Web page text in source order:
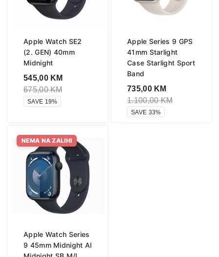
Apple Watch SE2
(2. GEN) 40mm
Midnight
545,00 KM
675,00KM
SAVE 19%
Apple Series 9 GPS
41mm Starlight
Case Starlight Sport
Band
735,00 KM
1.100,00KM
SAVE 33%
NEMA NA ZALIHI
Apple Watch Series
9 45mm Midnight Al